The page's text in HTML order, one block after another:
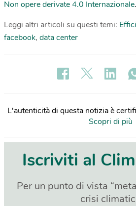
Non opere derivate 4.0 Internazionale.
Leggi altri articoli su questi temi:
facebook, data center
L'autenticità di questa notizia è
Scopri di più
Iscriviti al
Per un punto di vista
crisi